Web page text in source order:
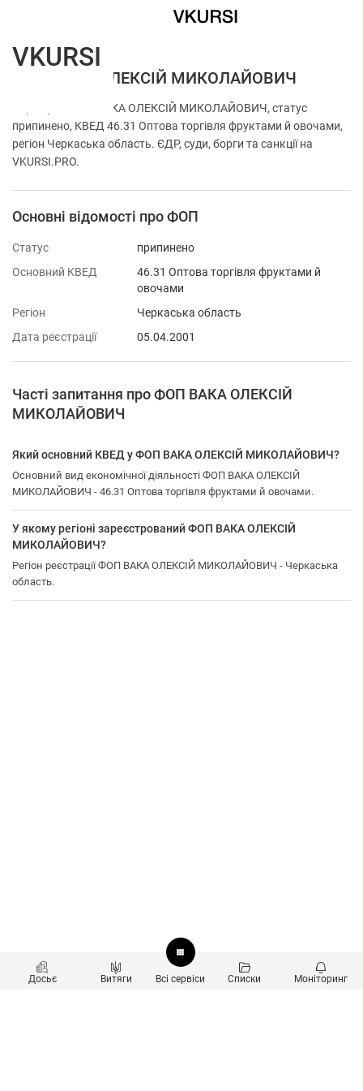
ФОП ВАКА ОЛЕКСІЙ МИКОЛАЙОВИЧ
Перевірка ФОП ВАКА ОЛЕКСІЙ МИКОЛАЙОВИЧ, статус
припинено, КВЕД 46.31 Оптова торгівля фруктами й овочами,
регіон Черкаська область. ЄДР, суди, борги та санкції на
VKURSI.PRO.
Основні відомості про ФОП
Статус
припинено
Основний КВЕД
46.31 Оптова торгівля фруктами й
овочами
Регіон
Черкаська область
Дата реєстрації
05.04.2001
Часті запитання про ФОП ВАКА ОЛЕКСІЙ
МИКОЛАЙОВИЧ
Який основний КВЕД у ФОП ВАКА ОЛЕКСІЙ МИКОЛАЙОВИЧ?
Основний вид економічної діяльності ФОП ВАКА ОЛЕКСІЙ
МИКОЛАЙОВИЧ - 46.31 Оптова торгівля фруктами й овочами.
У якому регіоні зареєстрований ФОП ВАКА ОЛЕКСІЙ
МИКОЛАЙОВИЧ?
Регіон реєстрації ФОП ВАКА ОЛЕКСІЙ МИКОЛАЙОВИЧ - Черкаська
область.
Досьє Витяги Всі сервіси Списки Моніторинг
VKURSI